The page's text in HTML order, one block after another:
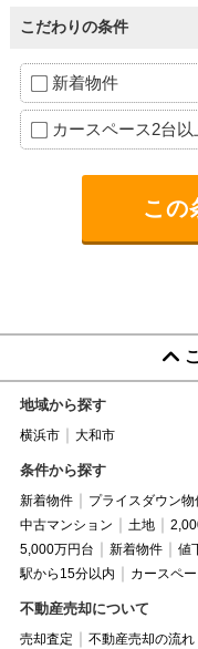
こだわりの条件
新着物件
カースペース2台以
地域から探す
横浜市 大和市
条件から探す
新着物件 プライスダウン物
中古マンション
土地
5,000万円台
新着物件 値
駅から15分以内
カースペ
不動産売却について
売却査定 不動産売却の流れ